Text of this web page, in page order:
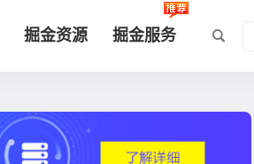
掘金资源 掘金服务